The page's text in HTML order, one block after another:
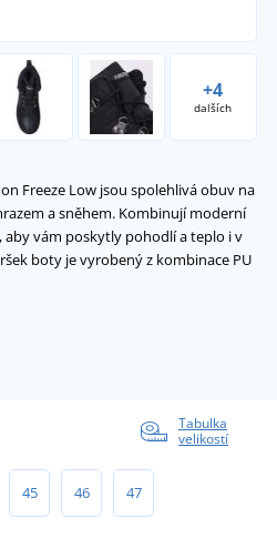
+4
dalších
Freeze Low jsou spolehlivá obuv na
a sněhem. Kombinují moderní
vám poskytly pohodlí a teplo i v
boty je vyrobený z kombinace PU
Tabulka
velikostí
45 46 47